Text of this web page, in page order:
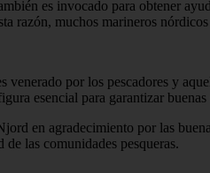
es invocado para obtener
razón, muchos marineros
por los pescadores y
esencial para garantizar
en agradecimiento por las
de las comunidades pesqueras.